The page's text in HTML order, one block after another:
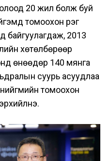
20 жил болж буй
томоохон үүрэг
байгуулагдаж, 2013
хөтөлбөрөөр
өнөөдөр 140 мянга
суурь асуудлаа
томоохон